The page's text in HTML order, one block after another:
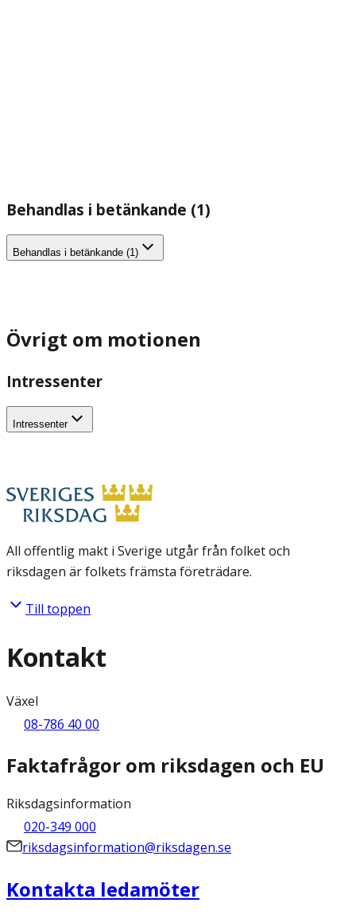
Behandlas i betänkande (1)
Behandlas i betänkande (1)
Övrigt om motionen
Intressenter
Intressenter
All offentlig makt i Sverige utgår från folket och
riksdagen är folkets främsta företrädare.
Till toppen
Kontakt
Växel
08-786 40 00
Faktafrågor om riksdagen och EU
Riksdagsinformation
020-349 000
riksdagsinformation@riksdagen.se
Kontakta ledamöter